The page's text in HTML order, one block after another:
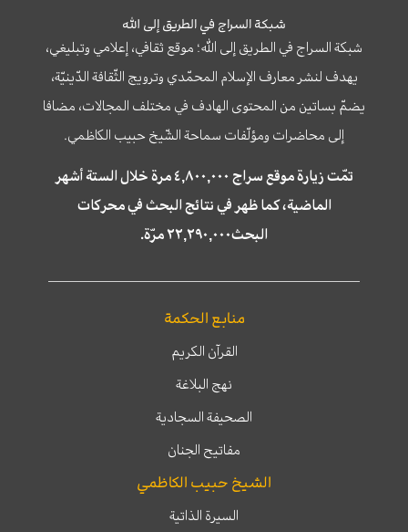
شبكة السراج في الطريق إلى الله
شبكة السراج في الطريق إلى الله؛ موقع ثقافي، إعلامي وتبليغي،
يهدف لنشر معارف الإسلام المحمّدي وترويج الثّقافة الدّينيّة،
يضمّ بساتين من المحتوى الهادف في مختلف المجالات، مضافا
إلى محاضرات ومؤلّفات سماحة الشّيخ حبيب الكاظمي.
تمّت زيارة موقع سراج ٤,٨٠٠,٠٠٠ مرة خلال الستة أشهر
الماضية، كما ظهر في نتائج البحث في محركات
البحث٢٢,٢٩٠,٠٠٠ مرّة.
منابع الحكمة
القرآن الكريم
نهج البلاغة
الصحيفة السجادية
مفاتيح الجنان
الشيخ حبيب الكاظمي
السيرة الذاتية